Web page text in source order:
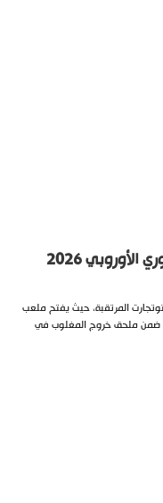
2026
المرتقبة، حيث يفتح ملعب
ضمن ملحق خروج المغلوب في